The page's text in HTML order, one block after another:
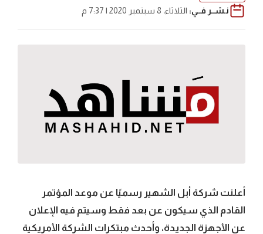
نـشــر فــي: الثلاثاء، 8 سبتمبر 2020 | 7:37 م
أعلنت شركة أبل الشهير رسميًا عن موعد المؤتمر
القادم الذي سيكون عن بعد فقط وسيتم فيه الإعلان
عن الأجهزة الجديدة، وأحدث مبتكرات الشركة الأمريكية